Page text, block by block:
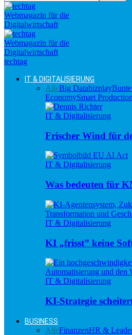
techtag
IT & DIGITALISIERUNG
AlleBig Databizplay
EconomySmart Production
IT & Digitalisierung
Frischer Wind für
IT & Digitalisierung
Was bedeuten für
IT & Digitalisierung
KI „frisst” keine
IT & Digitalisierung
KI-Strategie
BUSINESS
AlleFinanzenHR &